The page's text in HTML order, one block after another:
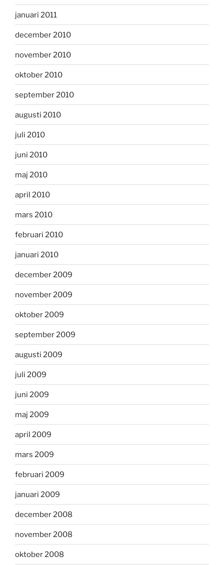
januari 2011
december 2010
november 2010
oktober 2010
september 2010
augusti 2010
juli 2010
juni 2010
maj 2010
april 2010
mars 2010
februari 2010
januari 2010
december 2009
november 2009
oktober 2009
september 2009
augusti 2009
juli 2009
juni 2009
maj 2009
april 2009
mars 2009
februari 2009
januari 2009
december 2008
november 2008
oktober 2008